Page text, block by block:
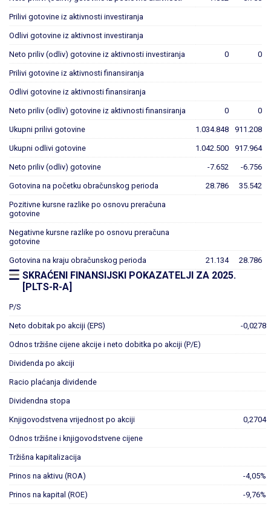
Prilivi gotovine iz aktivnosti investiranja
Odlivi gotovine iz aktivnost investiranja
Neto priliv (odliv) gotovine iz aktivnosti investiranja 0 0
Prilivi gotovine iz aktivnosti finansiranja
Odlivi gotovine iz aktivnosti finansiranja
Neto priliv (odliv) gotovine iz aktivnosti finansiranja 0 0
Ukupni prilivi gotovine 1.034.848 911.208
Ukupni odlivi gotovine 1.042.500 917.964
Neto priliv (odliv) gotovine -7.652 -6.756
Gotovina na početku obračunskog perioda 28.786 35.542
Pozitivne kursne razlike po osnovu preračuna
gotovine
Negativne kursne razlike po osnovu preračuna
gotovine
Gotovina na kraju obračunskog perioda 21.134 28.786
SKRAĆENI FINANSIJSKI POKAZATELJI ZA 2025.
[PLTS-R-A]
P/S
Neto dobitak po akciji (EPS) -0,0278
Odnos tržišne cijene akcije i neto dobitka po akciji (P/E)
Dividenda po akciji
Racio plaćanja dividende
Dividendna stopa
Knjigovodstvena vrijednost po akciji 0,2704
Odnos tržišne i knjigovodstvene cijene
Tržišna kapitalizacija
Prinos na aktivu (ROA) -4,05%
Prinos na kapital (ROE) -9,76%